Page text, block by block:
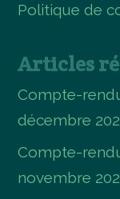
Politique de
Articles
Compte-
décembre
Compte-
novembre